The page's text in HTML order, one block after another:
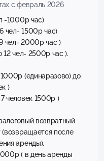
с февраль 2026
-1000р час)
чел- 1500р час)
чел- 2000р час )
12 чел- 2500р час ).
(единаразово) до
)
человек 1500р )
возвратный
(возвращается после
аренды).
( в день аренды